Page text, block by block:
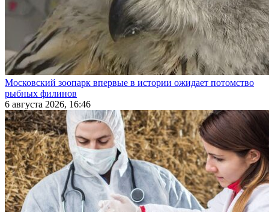
Московский зоопарк впервые в истории ожидает потомство
рыбных филинов
6 августа 2026, 16:46